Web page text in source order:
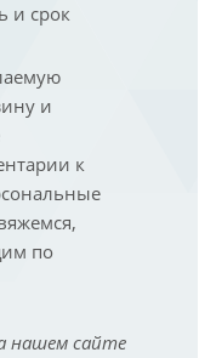
и срок
и
к
по
нашем сайте